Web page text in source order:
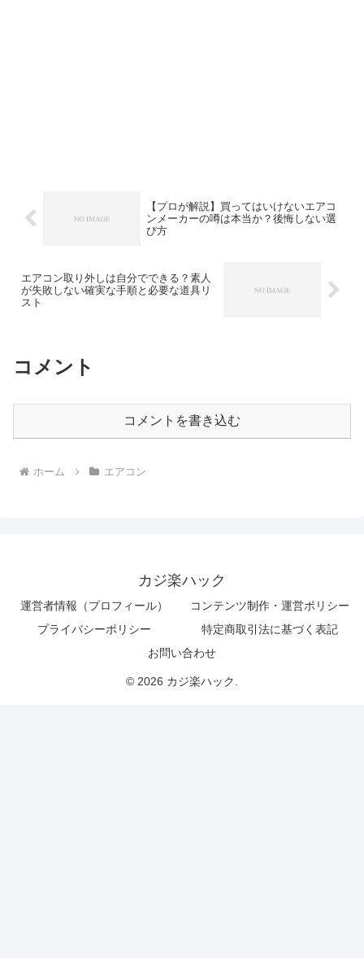
【プロが解説】買ってはいけないエアコ
ンメーカーの噂は本当か？後悔しない選
び方
エアコン取り外しは自分でできる？素人
が失敗しない確実な手順と必要な道具リ
スト
コメント
コメントを書き込む
ホーム エアコン
カジ楽ハック
運営者情報（プロフィール）
コンテンツ制作・運営ポリシー
プライバシーポリシー
特定商取引法に基づく表記
お問い合わせ
© 2026 カジ楽ハック.